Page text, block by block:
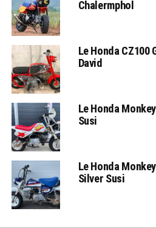
Chalermphol
Le Honda CZ100
David
Le Honda
Susi
Le Honda
Silver Susi